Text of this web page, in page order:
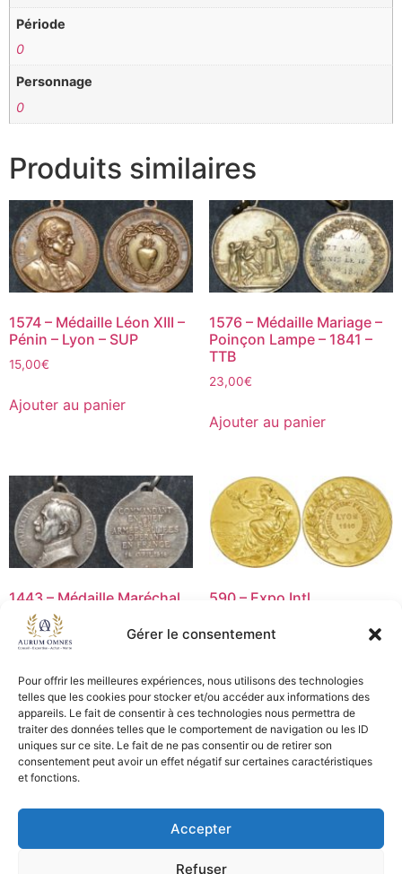
Gérer le consentement
Pour offrir les meilleures expériences, nous utilisons des technologies
telles que les cookies pour stocker et/ou accéder aux informations des
appareils. Le fait de consentir à ces technologies nous permettra de
traiter des données telles que le comportement de navigation ou les ID
uniques sur ce site. Le fait de ne pas consentir ou de retirer son
consentement peut avoir un effet négatif sur certaines caractéristiques
et fonctions.
Accepter
Refuser
Période
0
Personnage
0
Produits similaires
1574 – Médaille Léon XIII –
Pénin – Lyon – SUP
15,00€
Ajouter au panier
1576 – Médaille Mariage –
Poinçon Lampe – 1841 –
TTB
23,00€
Ajouter au panier
1443 – Médaille Maréchal
Foch – TTB
15,00€
Ajouter au panier
590 – Expo Intl
30,00€
Ajouter au panier
CGV - CGL
Copyright © 2026 Aurum Omnes